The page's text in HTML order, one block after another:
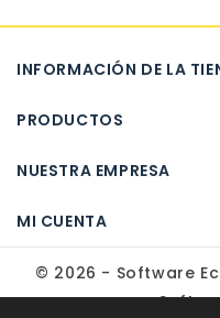
INFORMACIÓN DE LA
PRODUCTOS
NUESTRA EMPRESA
MI CUENTA
© 2026 - Software